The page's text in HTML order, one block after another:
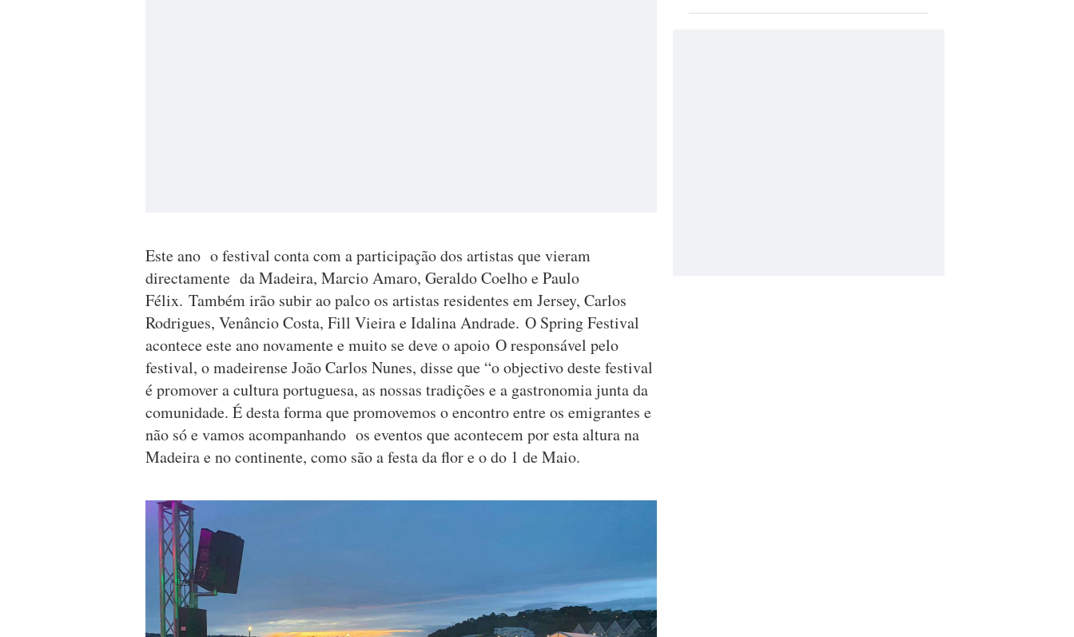
Este ano o festival conta com a participação dos artistas que vieram
directamente da Madeira, Marcio Amaro, Geraldo Coelho e Paulo
Félix. Também irão subir ao palco os artistas residentes em Jersey, Carlos
Rodrigues, Venâncio Costa, Fill Vieira e Idalina Andrade. O Spring Festival
acontece este ano novamente e muito se deve o apoio O responsável pelo
festival, o madeirense João Carlos Nunes, disse que “o objectivo deste festival
é promover a cultura portuguesa, as nossas tradições e a gastronomia junta da
comunidade. É desta forma que promovemos o encontro entre os emigrantes e
não só e vamos acompanhando os eventos que acontecem por esta altura na
Madeira e no continente, como são a festa da flor e o do 1 de Maio.